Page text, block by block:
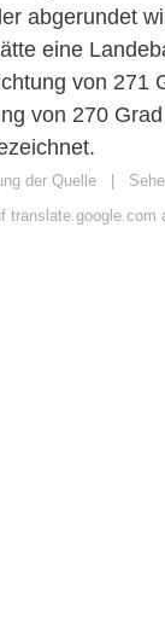
abgerundet
eine
von 271
von 270
der Quelle |
translate.google.com